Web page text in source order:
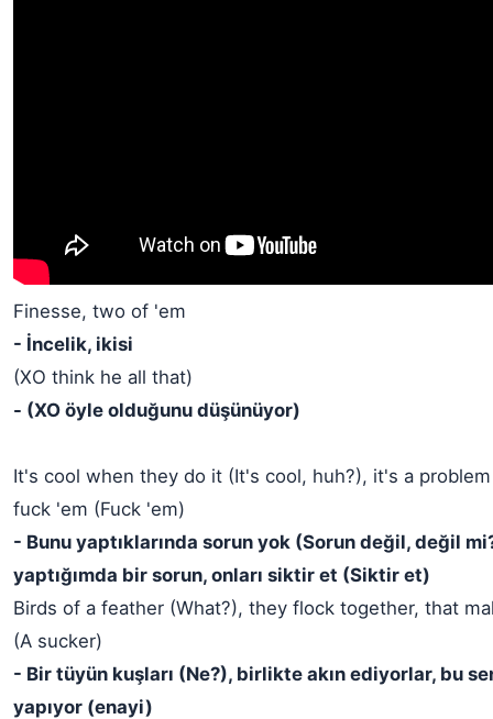
Finesse, two of 'em
- İncelik, ikisi
(XO think he all that)
- (XO öyle olduğunu düşünüyor)
It's cool when they do it (It's cool, huh?), it's a
fuck 'em (Fuck 'em)
- Bunu yaptıklarında sorun yok (Sorun değil, değil
yaptığımda bir sorun, onları siktir et (Siktir et)
Birds of a feather (What?), they flock together, that
(A sucker)
- Bir tüyün kuşları (Ne?), birlikte akın ediyorlar, bu
yapıyor (enayi)